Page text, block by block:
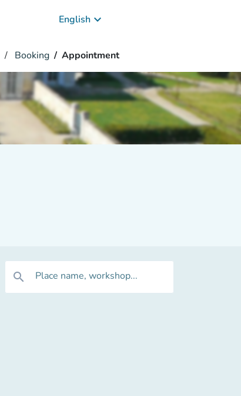
English keyboard_arrow_down
Booking Appointment
search Place name, workshop...